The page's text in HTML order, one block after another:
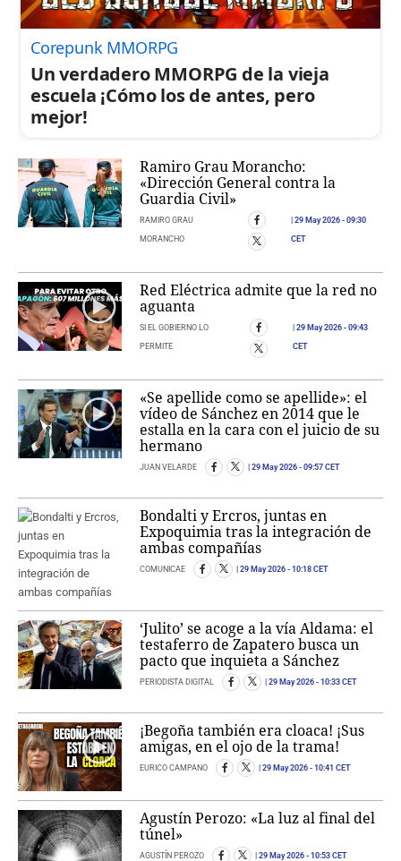
Corepunk MMORPG
Un verdadero MMORPG de la vieja
escuela ¡Cómo los de antes, pero
mejor!
Ramiro Grau Morancho:
«Dirección General contra la
Guardia Civil»
RAMIRO GRAU
MORANCHO
29 May 2026 - 09:30
CET
Red Eléctrica admite que la red no
aguanta
SI EL GOBIERNO LO
PERMITE
29 May 2026- 09:43
CET
«Se apellide como se apellide»: el
vídeo de Sánchez en 2014 que le
estalla en la cara con el juicio de su
hermano
JUAN VELARDE 29 May 2026 - 09:57 CET
Bondalti y Ercros, juntas en
Expoquimia tras la integración de
ambas compañías
COMUNICAE 29 May 2026 - 10:18 CET
‘Julito’ se acoge a la vía Aldama: el
testaferro de Zapatero busca un
pacto que inquieta a Sánchez
PERIODISTA DIGITAL 29 May 2026 - 10:33 CET
¡Begoña también era cloaca! ¡Sus
amigas, en el ojo de la trama!
EURICO CAMPANO 29 May 2026 - 10:41 CET
Agustín Perozo: «La luz al final del
túnel»
AGUSTÍN PEROZO 29 May 2026 - 10:53 CET